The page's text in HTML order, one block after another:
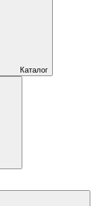
Каталог